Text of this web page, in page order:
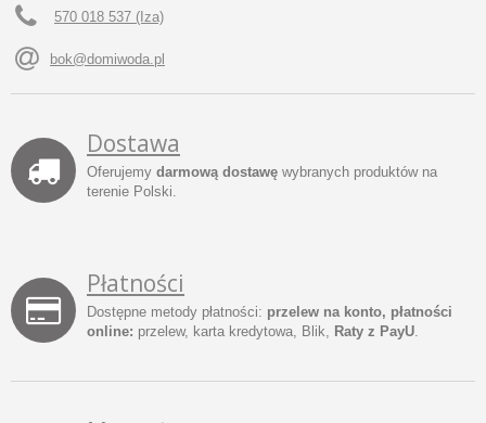
570 018 537 (Iza)
bok@domiwoda.pl
Dostawa
Oferujemy darmową dostawę wybranych produktów na
terenie Polski.
Płatności
Dostępne metody płatności: przelew na konto, płatności
online: przelew, karta kredytowa, Blik, Raty z PayU.